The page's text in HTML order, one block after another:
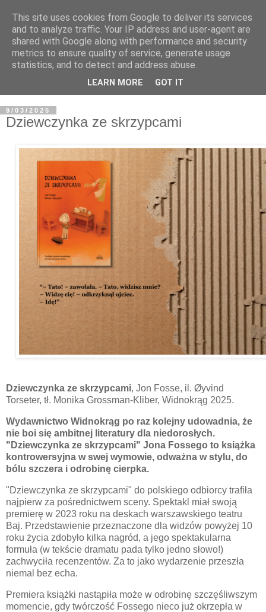
9/03/2025
Dziewczynka ze skrzypcami
Dziewczynka ze skrzypcami, Jon Fosse, il. Øyvind
Torseter, tł. Monika Grossman-Kliber, Widnokrąg 2025.
Wydawnictwo Widnokrąg po raz kolejny udowadnia, że
nie boi się ambitnej literatury dla niedorosłych.
"Dziewczynka ze skrzypcami" Jona Fossego to książka
kontrowersyjna w swej wymowie, odważna w stylu, do
bólu szczera i odrobinę cierpka.
"Dziewczynka ze skrzypcami" do polskiego odbiorcy trafiła
najpierw za pośrednictwem sceny. Spektakl miał swoją
premierę w 2023 roku na deskach warszawskiego teatru
Baj. Przedstawienie przeznaczone dla widzów powyżej 10
roku życia zdobyło kilka nagród, a jego spektakularna
formuła (w tekście dramatu pada tylko jedno słowo!)
zachwyciła recenzentów. Za to jako wydarzenie przeszła
niemal bez echa.
Premiera książki nastąpiła może w odrobinę szczęśliwszym
momencie, gdy twórczość Fossego nieco już okrzepła w
This site uses cookies from Google to deliver its services
and to analyze traffic. Your IP address and user-agent are
shared with Google along with performance and security
metrics to ensure quality of service, generate usage
statistics, and to detect and address abuse.
LEARN MORE GOT IT